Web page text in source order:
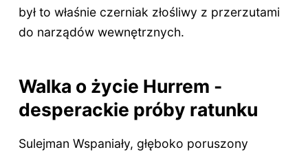
był to właśnie czerniak złośliwy z przerzutami
do narządów wewnętrznych.
Walka o życie Hurrem -
desperackie próby ratunku
Sulejman Wspaniały, głęboko poruszony